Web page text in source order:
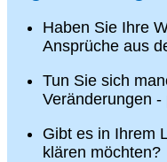
Haben Sie Ihre
Ansprüche aus
Tun Sie sich
Veränderungen
Gibt es in Ihrem
klären möchten?